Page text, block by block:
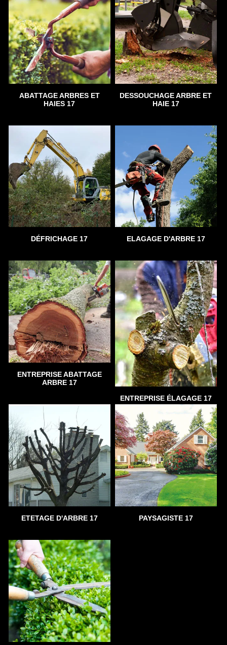
ABATTAGE ARBRES ET
HAIES 17
DESSOUCHAGE ARBRE ET
HAIE 17
DÉFRICHAGE 17 ELAGAGE D'ARBRE 17
ENTREPRISE ABATTAGE
ARBRE 17
ENTREPRISE ÉLAGAGE 17
ETETAGE D'ARBRE 17 PAYSAGISTE 17